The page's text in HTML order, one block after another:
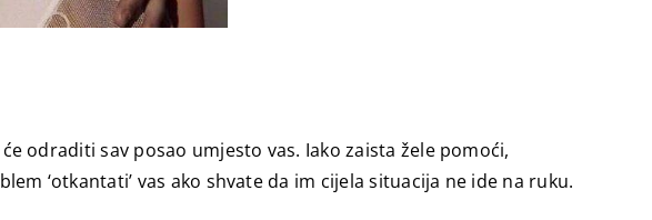
odraditi sav posao umjesto vas. Iako zaista žele pomoći,
‘otkantati’ vas ako shvate da im cijela situacija ne ide na ruku.